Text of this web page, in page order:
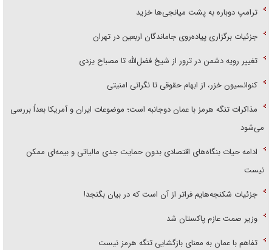
ترامپ دوباره به پشت میانجی‌ها خزید
جزئیات برگزاری پیاده‌روی جاماندگان اربعین در تهران
تغییر رویه دشمن در ترور از شیخ فضل‌الله تا مصباح یزدی
کنوانسیون خزر، از ابهام حقوقی تا نگرانی امنیتی
مذاکرات تنگه هرمز با عمان دوجانبه است؛ موضوعات ایران و آمریکا بعداً بررسی
می‌شود
ادامه حیات بنگاه‌های اقتصادی بدون حمایت جدی مالیاتی و بیمه‌ای ممکن
نیست
جزئیات شکنجه‌هایم فراتر از آن است که در بیان بگنجد!
وزیر صمت عازم پاکستان شد
تفاهم با عمان به معنای بازگشایی تنگه هرمز نیست